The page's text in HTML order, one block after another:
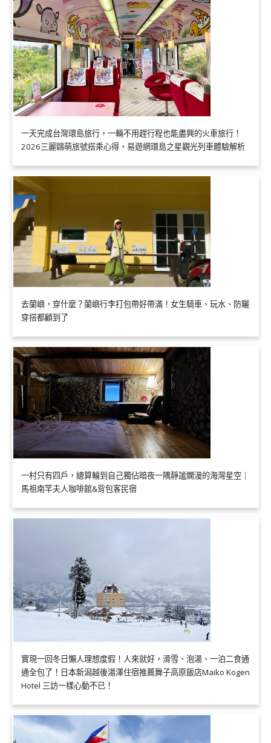
一天完成台灣環島旅行，一輛不用趕行程也能盡興的火車旅行！
2026三麗鷗萌旅號搭乘心得，易遊網環島之星觀光列車體驗解析
去蘭嶼，穿什麼？蘭嶼行李打包帶好帶滿！女生騎車、玩水、防曬
穿搭都顧到了
一村只有四戶，總算輪到自己獨佔暗夜一隅靜謐嫻漫的海灣星空｜
馬祖南竿夫人咖啡館&背包客民宿
實現一回冬日懶人理想度假！人來就好，滑雪、泡湯、一泊二食通
通全包了！日本新潟越後湯澤住宿推薦舞子高原飯店Maiko Kogen
Hotel 三訪一樣心動不已！